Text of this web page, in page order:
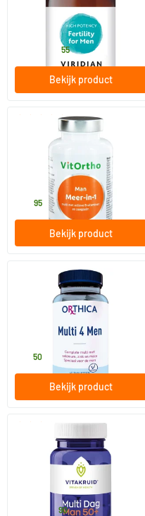
60/​120 vegicaps
55
Bekijk product
(2)
Meer-in-1 man
60 tabletten
Vitortho
95
Bekijk product
(4)
Multi 4 Men
60 tabletten
50
Bekijk product
(2)
Multi Dag Man 50+
30/​90 tabletten
Vitakruid
90